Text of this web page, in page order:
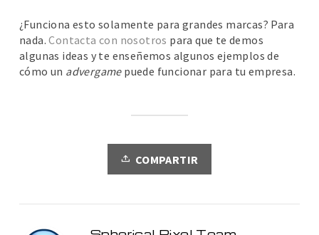
¿Funciona esto solamente para grandes marcas? Para
nada.Contacta con nosotros para que te demos
algunas ideas y te enseñemos algunos ejemplos de
cómo un advergamepuede funcionar para tu empresa.
COMPARTIR